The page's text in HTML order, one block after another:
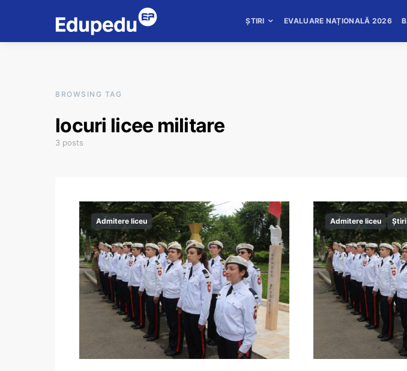
ȘTIRI EVALUARE NAȚIONALĂ 2026
BROWSING TAG
locuri licee militare
3 posts
Admitere liceu Admitere liceu Știri